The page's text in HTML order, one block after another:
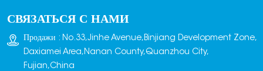
получения кирпича.
Штампы обычно
изготавливаются из
чугуна или стали и
СВЯЗАТЬСЯ С НАМИ
Продажи : No.33,Jinhe Avenue,Binjiang Development Zone,
Daxiamei Area,Nanan County,Quanzhou City,
Fujian,China